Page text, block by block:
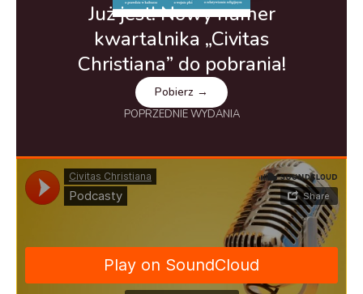
Już jest! Nowy numer
kwartalnika „Civitas
Christiana” do pobrania!
Pobierz →
POPRZEDNIE WYDANIA